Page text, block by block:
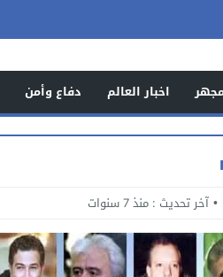
اخبار العالم دفاع وأمن
آخر تحديث : منذ 7 سنوات